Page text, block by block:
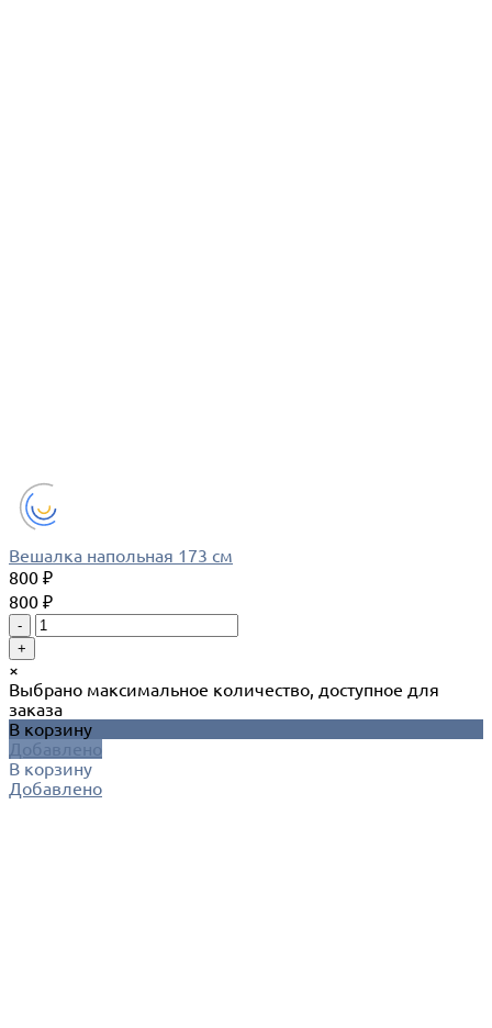
Вешалка напольная 173 см
800 ₽
800 ₽
-
+
×
Выбрано максимальное количество, доступное для
заказа
В корзину
Добавлено
В корзину
Добавлено